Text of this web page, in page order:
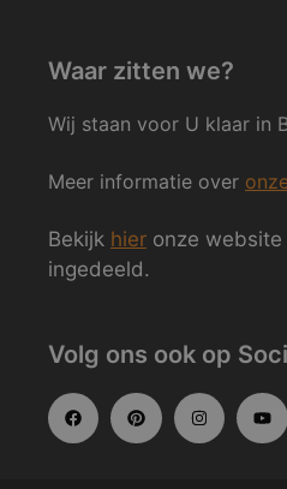
Waar zitten we?
Wij staan voor U klaar in
Meer informatie over
Bekijk hier onze
ingedeeld.
Volg ons ook op